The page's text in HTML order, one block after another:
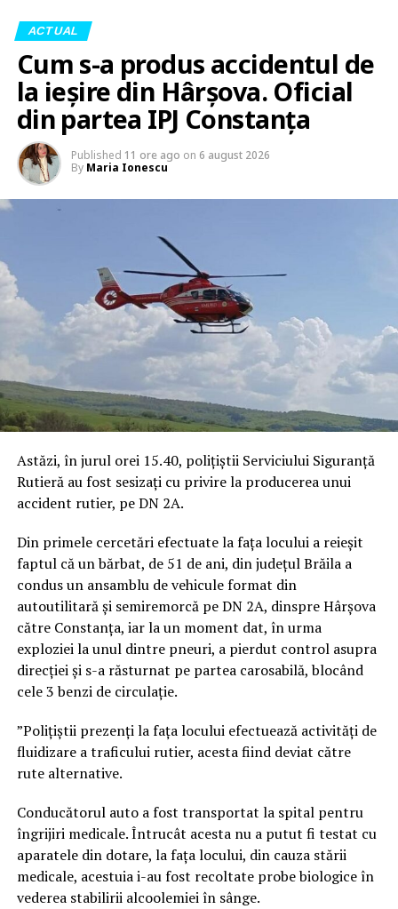
ACTUAL
Cum s-a produs accidentul de
la ieșire din Hârșova. Oficial
din partea IPJ Constanța
Published 11 ore ago on 6 august 2026
By Maria Ionescu
Astăzi, în jurul orei 15.40, polițiștii Serviciului Siguranță
Rutieră au fost sesizați cu privire la producerea unui
accident rutier, pe DN 2A.
Din primele cercetări efectuate la fața locului a reieșit
faptul că un bărbat, de 51 de ani, din județul Brăila a
condus un ansamblu de vehicule format din
autoutilitară și semiremorcă pe DN 2A, dinspre Hârșova
către Constanța, iar la un moment dat, în urma
exploziei la unul dintre pneuri, a pierdut control asupra
direcției și s-a răsturnat pe partea carosabilă, blocând
cele 3 benzi de circulație.
”Polițiștii prezenți la fața locului efectuează activități de
fluidizare a traficului rutier, acesta fiind deviat către
rute alternative.
Conducătorul auto a fost transportat la spital pentru
îngrijiri medicale. Întrucât acesta nu a putut fi testat cu
aparatele din dotare, la fața locului, din cauza stării
medicale, acestuia i-au fost recoltate probe biologice în
vederea stabilirii alcoolemiei în sânge.